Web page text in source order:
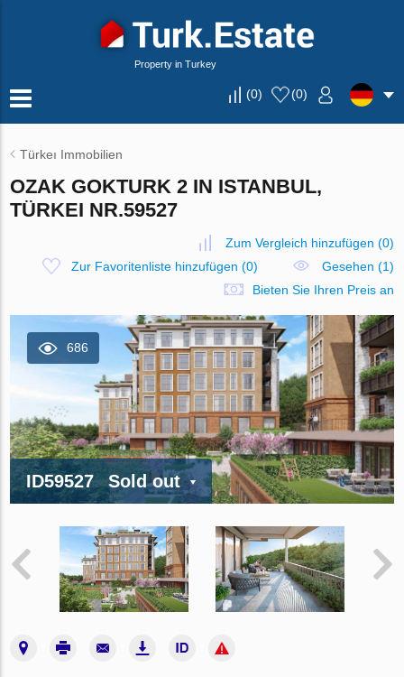
Property in Turkey
(0) (0)
Türkeı Immobilien
OZAK GOKTURK 2 IN ISTANBUL,
TÜRKEI NR.59527
Zum Vergleich hinzufügen (0)
Zur Favoritenliste hinzufügen (0)
Gesehen (1)
Bieten Sie Ihren Preis an
686
ID59527 Sold out